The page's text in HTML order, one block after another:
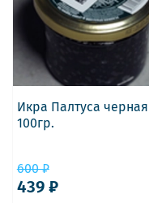
Икра Палтуса черная
100гр.
600 ₽
439 ₽